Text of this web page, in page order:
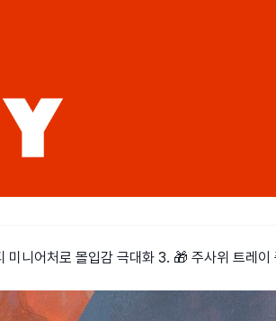
니어처로 몰입감 극대화 3. 🎁 주사위 트레이